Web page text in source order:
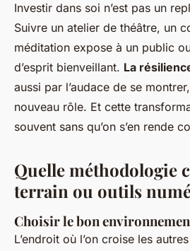
Investir dans soi n’est pas un
Suivre un atelier de théâtre, un
méditation expose à un public
d’esprit bienveillant. La
aussi par l’audace de se
nouveau rôle. Et cette
souvent sans qu’on s’en rende
Quelle méthodologie
terrain ou outils
Choisir le bon
L’endroit où l’on croise les